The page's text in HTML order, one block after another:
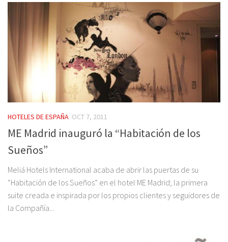
HOTELES DE ESPAÑA OCT 7, 2011
ME Madrid inauguró la “Habitación de los
Sueños”
Meliá Hotels International acaba de abrir las puertas de su
“Habitación de los Sueños” en el hotel ME Madrid; la primera
suite creada e inspirada por los propios clientes y seguidores de
la Compañía...